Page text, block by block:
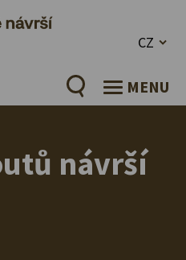
CZ
MENU
návrší